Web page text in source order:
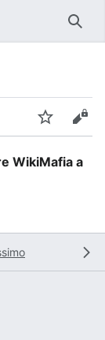
Segui
WikiMafia a